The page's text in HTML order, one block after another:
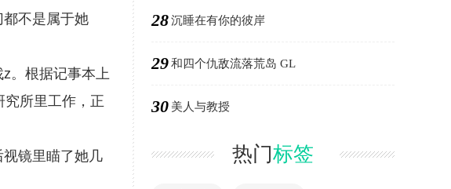
不是属于她
。根据记事本上
究所里工作，正
镜里瞄了她几
28沉睡在有你的彼岸
29和四个仇敌流落荒岛 GL
30 美人与教授
热门标签